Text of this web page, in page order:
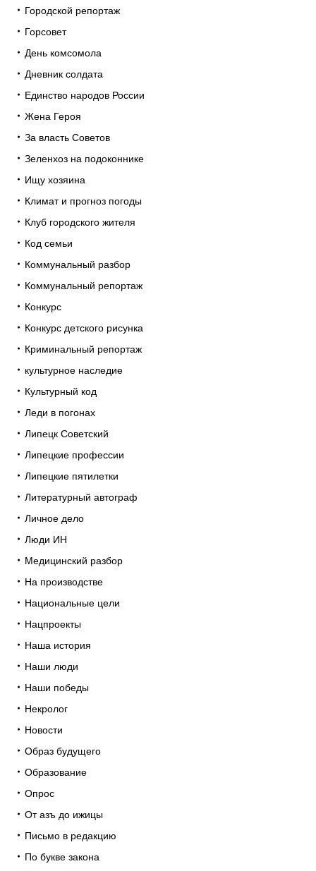
Городской репортаж
Горсовет
День комсомола
Дневник солдата
Единство народов России
Жена Героя
За власть Советов
Зеленхоз на подоконнике
Ищу хозяина
Климат и прогноз погоды
Клуб городского жителя
Код семьи
Коммунальный разбор
Коммунальный репортаж
Конкурс
Конкурс детского рисунка
Криминальный репортаж
культурное наследие
Культурный код
Леди в погонах
Липецк Советский
Липецкие профессии
Липецкие пятилетки
Литературный автограф
Личное дело
Люди ИН
Медицинский разбор
На производстве
Национальные цели
Нацпроекты
Наша история
Наши люди
Наши победы
Некролог
Новости
Образ будущего
Образование
Опрос
От азъ до ижицы
Письмо в редакцию
По букве закона